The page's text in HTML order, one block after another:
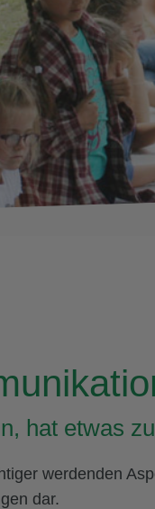
hat etwas
werdenden
dar.